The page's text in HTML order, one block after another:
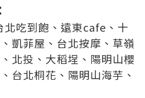
北吃到飽 、 遠東cafe 、 十
、 凱菲屋 、 台北按摩 、 草嶺
、 北投 、 大稻埕 、 陽明山櫻
、 台北桐花 、 陽明山海芋 、